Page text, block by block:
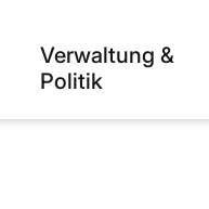
Verwaltung &
Politik